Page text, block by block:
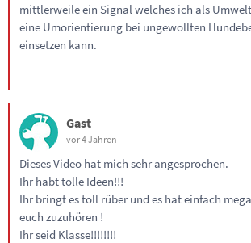
mittlerweile ein Signal welches ich als
eine Umorientierung bei ungewollten
einsetzen kann.
Gast
vor 4 Jahren
Dieses Video hat mich sehr angesprochen.
Ihr habt tolle Ideen!!!
Ihr bringt es toll rüber und es hat einfach
euch zuzuhören !
Ihr seid Klasse!!!!!!!!